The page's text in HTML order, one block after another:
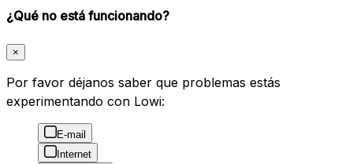
¿Qué no está funcionando?
×
Por favor déjanos saber que problemas estás
experimentando con Lowi:
E-mail
Internet